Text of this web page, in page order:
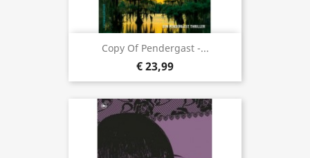
Copy Of Pendergast -...
€ 23,99